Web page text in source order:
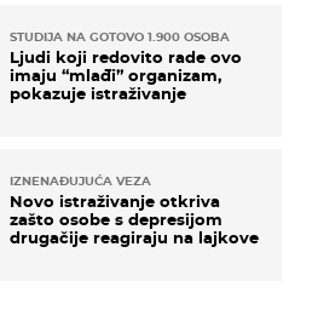
STUDIJA NA GOTOVO 1.900 OSOBA
Ljudi koji redovito rade ovo
imaju “mlađi” organizam,
pokazuje istraživanje
IZNENAĐUJUĆA VEZA
Novo istraživanje otkriva
zašto osobe s depresijom
drugačije reagiraju na lajkove